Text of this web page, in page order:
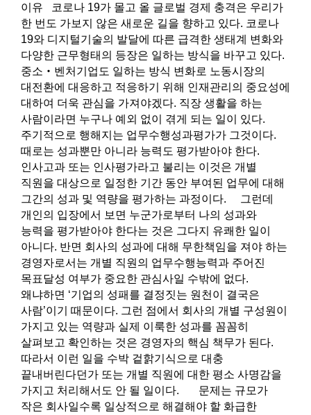
이유 코로나 19가 몰고 올 글로벌 경제 충격은 우리가
한 번도 가보지 않은 새로운 길을 향하고 있다. 코로나
19와 디지털기술의 발달에 따른 급격한 생태계 변화와
다양한 근무형태의 등장은 일하는 방식을 바꾸고 있다.
중소‧벤처기업도 일하는 방식 변화로 노동시장의
대전환에 대응하고 적응하기 위해 인재관리의 중요성에
대하여 더욱 관심을 가져야겠다. 직장 생활을 하는
사람이라면 누구나 예외 없이 겪게 되는 일이 있다.
주기적으로 행해지는 업무수행성과평가가 그것이다.
때로는 성과뿐만 아니라 능력도 평가받아야 한다.
인사고과 또는 인사평가라고 불리는 이것은 개별
직원을 대상으로 일정한 기간 동안 부여된 업무에 대해
그간의 성과 및 역량을 평가하는 과정이다. 그런데
개인의 입장에서 보면 누군가로부터 나의 성과와
능력을 평가받아야 한다는 것은 그다지 유쾌한 일이
아니다. 반면 회사의 성과에 대해 무한책임을 져야 하는
경영자로서는 개별 직원의 업무수행능력과 주어진
목표달성 여부가 중요한 관심사일 수밖에 없다.
왜냐하면 ‘기업의 성패를 결정짓는 원천이 결국은
사람’이기 때문이다. 그런 점에서 회사의 개별 구성원이
가지고 있는 역량과 실제 이룩한 성과를 꼼꼼히
살펴보고 확인하는 것은 경영자의 핵심 책무가 된다.
따라서 이런 일을 수박 겉핡기식으로 대충
끝내버린다던가 또는 개별 직원에 대한 평소 사명감을
가지고 처리해서도 안 될 일이다. 문제는 규모가
작은 회사일수록 일상적으로 해결해야 할 화급한